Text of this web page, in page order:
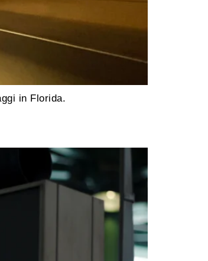
in Florida.